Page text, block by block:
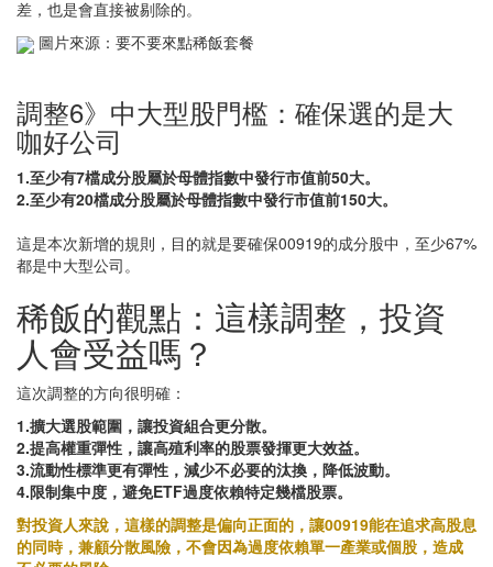
差，也是會直接被剔除的。
圖片來源：要不要來點稀飯套餐
調整6》中大型股門檻：確保選的是大
咖好公司
1.至少有7檔成分股屬於母體指數中發行市值前50大。
2.至少有20檔成分股屬於母體指數中發行市值前150大。
這是本次新增的規則，目的就是要確保00919的成分股中，至少67%
都是中大型公司。
稀飯的觀點：這樣調整，投資
人會受益嗎？
這次調整的方向很明確：
1.擴大選股範圍，讓投資組合更分散。
2.提高權重彈性，讓高殖利率的股票發揮更大效益。
3.流動性標準更有彈性，減少不必要的汰換，降低波動。
4.限制集中度，避免ETF過度依賴特定幾檔股票。
對投資人來說，這樣的調整是偏向正面的，讓00919能在追求高股息
的同時，兼顧分散風險，不會因為過度依賴單一產業或個股，造成